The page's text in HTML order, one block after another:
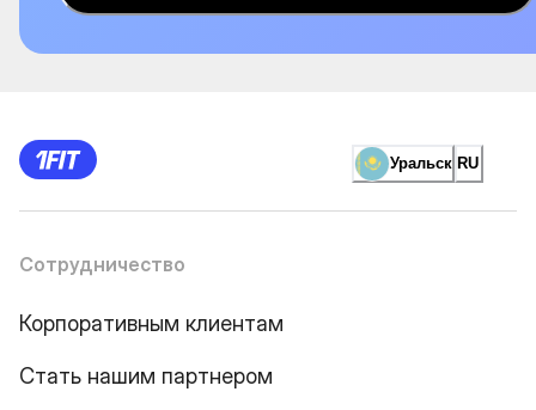
Уральск RU
Сотрудничество
Корпоративным клиентам
Стать нашим партнером